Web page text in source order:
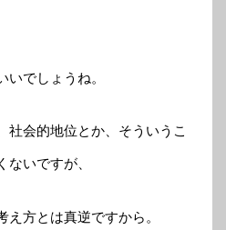
でしょうね。
社会的地位とか、そういうこ
ないですが、
え方とは真逆ですから。